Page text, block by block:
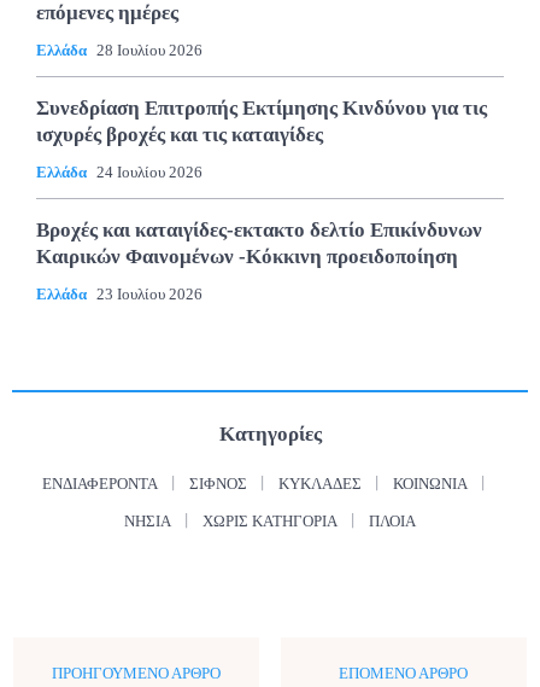
επόμενες ημέρες
Ελλάδα 28 Ιουλίου 2026
Συνεδρίαση Επιτροπής Εκτίμησης Κινδύνου για τις
ισχυρές βροχές και τις καταιγίδες
Ελλάδα 24 Ιουλίου 2026
Βροχές και καταιγίδες-εκτακτο δελτίο Επικίνδυνων
Καιρικών Φαινομένων -Κόκκινη προειδοποίηση
Ελλάδα 23 Ιουλίου 2026
Κατηγορίες
ΕΝΔΙΑΦΈΡΟΝΤΑ ΣΊΦΝΟΣ ΚΥΚΛΆΔΕΣ ΚΟΙΝΩΝΊΑ
ΝΗΣΙΆ ΧΩΡΊΣ ΚΑΤΗΓΟΡΊΑ ΠΛΟΊΑ
ΠΡΟΗΓΟΎΜΕΝΟ ΆΡΘΡΟ ΕΠΌΜΕΝΟ ΆΡΘΡΟ